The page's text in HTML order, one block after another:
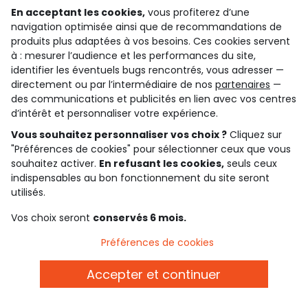
qui sommes-nous ?
besoin d'aide ?
le club fidélité
notre catalogue
Conditions générales de ventes et d'utilisation
Conditions d’utilisation des réseaux sociaux
Politique de confidentialité
Cookies et données personnelles
Paramètres des cookies
En acceptant les cookies, vous profiterez d’une
navigation optimisée ainsi que de recommandations de
produits plus adaptées à vos besoins. Ces cookies servent
à : mesurer l’audience et les performances du site,
identifier les éventuels bugs rencontrés, vous adresser —
directement ou par l’intermédiaire de nos partenaires —
des communications et publicités en lien avec vos centres
d’intérêt et personnaliser votre expérience.
Vous souhaitez personnaliser vos choix ? Cliquez sur
"Préférences de cookies" pour sélectionner ceux que vous
souhaitez activer. En refusant les cookies, seuls ceux
indispensables au bon fonctionnement du site seront
utilisés.
Vos choix seront conservés 6 mois.
Préférences de cookies
Accepter et continuer